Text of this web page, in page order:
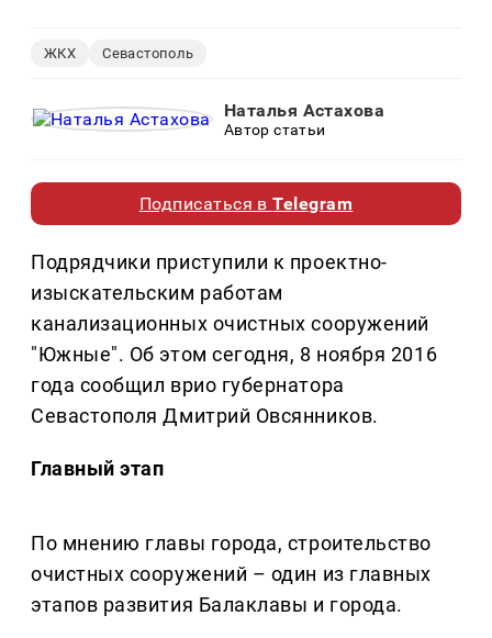
ЖКХ Севастополь
Наталья Астахова
Автор статьи
Подписаться вTelegram
Подрядчики приступили к проектно-
изыскательским работам
канализационных очистных сооружений
"Южные". Об этом сегодня, 8 ноября 2016
года сообщил врио губернатора
Севастополя Дмитрий Овсянников.
Главный этап
По мнению главы города, строительство
очистных сооружений – один из главных
этапов развития Балаклавы и города.